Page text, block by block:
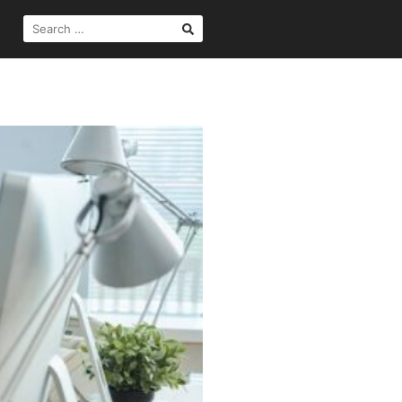
SEARCH
FOR: